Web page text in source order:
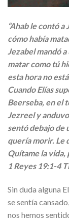
“Ahab le contó
cómo había
Jezabel mandó
matar como tú
esta hora no
Cuando Elías
Beerseba, en el
Jezreel y
sentó debajo de
quería morir. Le
Quítame la vida,
1 Reyes 19:1-4
Sin duda alguna
se sentía
nos hemos